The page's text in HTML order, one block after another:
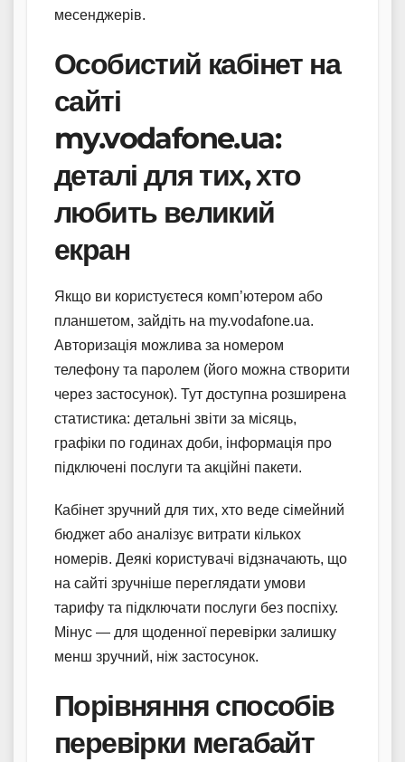
месенджерів.
Особистий кабінет на
сайті
my.vodafone.ua:
деталі для тих, хто
любить великий
екран
Якщо ви користуєтеся комп’ютером або
планшетом, зайдіть на my.vodafone.ua.
Авторизація можлива за номером
телефону та паролем (його можна створити
через застосунок). Тут доступна розширена
статистика: детальні звіти за місяць,
графіки по годинах доби, інформація про
підключені послуги та акційні пакети.
Кабінет зручний для тих, хто веде сімейний
бюджет або аналізує витрати кількох
номерів. Деякі користувачі відзначають, що
на сайті зручніше переглядати умови
тарифу та підключати послуги без поспіху.
Мінус — для щоденної перевірки залишку
менш зручний, ніж застосунок.
Порівняння способів
перевірки мегабайт